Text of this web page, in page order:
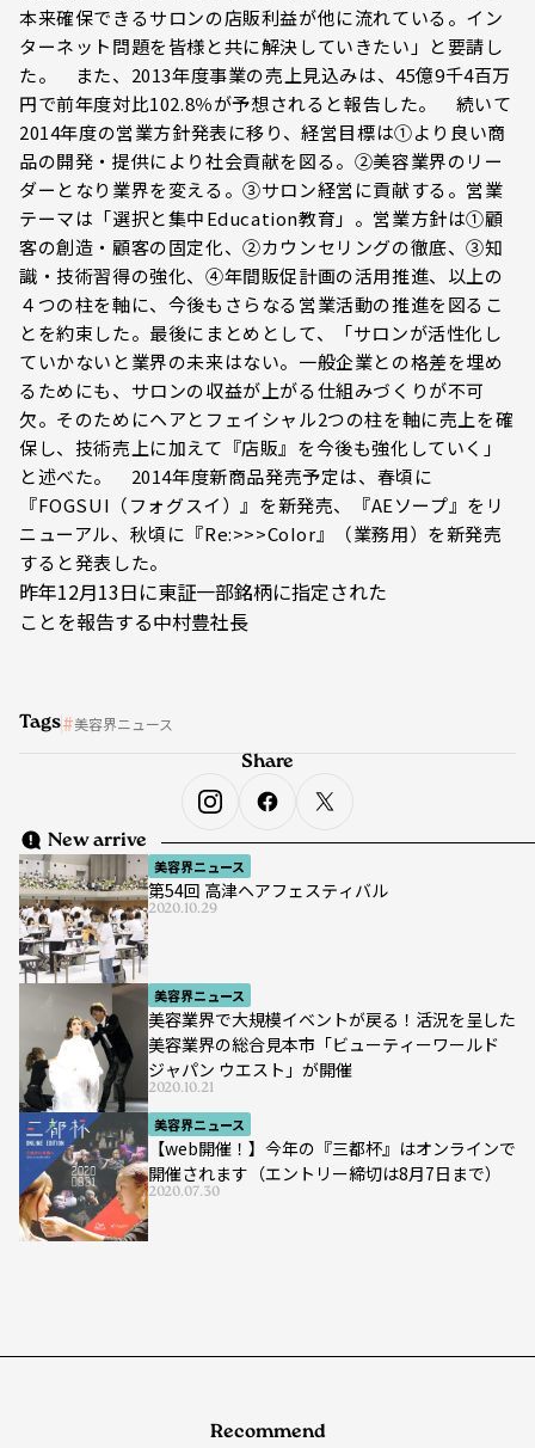
本来確保できるサロンの店販利益が他に流れている。イン
ターネット問題を皆様と共に解決していきたい」と要請し
た。 また、2013年度事業の売上見込みは、45億9千4百万
円で前年度対比102.8％が予想されると報告した。 続いて
2014年度の営業方針発表に移り、経営目標は①より良い商
品の開発・提供により社会貢献を図る。②美容業界のリー
ダーとなり業界を変える。③サロン経営に貢献する。営業
テーマは「選択と集中――Education教育」。営業方針は①顧
客の創造・顧客の固定化、②カウンセリングの徹底、③知
識・技術習得の強化、④年間販促計画の活用推進、以上の
４つの柱を軸に、今後もさらなる営業活動の推進を図るこ
とを約束した。最後にまとめとして、「サロンが活性化し
ていかないと業界の未来はない。一般企業との格差を埋め
るためにも、サロンの収益が上がる仕組みづくりが不可
欠。そのためにヘアとフェイシャル2つの柱を軸に売上を確
保し、技術売上に加えて『店販』を今後も強化していく」
と述べた。 2014年度新商品発売予定は、春頃に
『FOGSUI（フォグスイ）』を新発売、『AEソープ』をリ
ニューアル、秋頃に『Re:>>>CoIor』（業務用）を新発売
すると発表した。
昨年12月13日に東証一部銘柄に指定された
ことを報告する中村豊社長
Tags 美容界ニュース
New arrive
美容界ニュース
第54回 高津ヘアフェスティバル
2020.10.29
美容界ニュース
美容業界で大規模イベントが戻る！活況を呈した
美容業界の総合見本市「ビューティーワールド
ジャパン ウエスト」が開催
2020.10.21
美容界ニュース
【web開催！】今年の『三都杯』はオンラインで
開催されます（エントリー締切は8月7日まで）
2020.07.30
Share
Recommend